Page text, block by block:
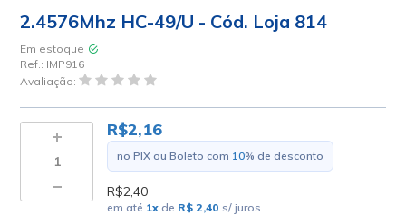
2.4576Mhz HC-49/U - Cód. Loja 814
Em estoque
Ref.: IMP916
Avaliação:
R$2,16
no PIX ou Boleto com 10% de desconto
R$2,40
em até 1x de R$ 2,40 s/ juros